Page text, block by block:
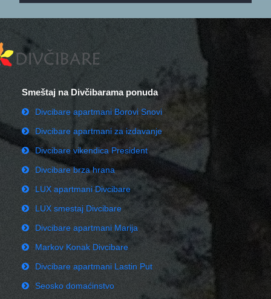
Smeštaj na Divčibarama ponuda
Divcibare apartmani Borovi Snovi
Divcibare apartmani za izdavanje
Divcibare vikendica President
Divcibare brza hrana
LUX apartmani Divcibare
LUX smestaj Divcibare
Divcibare apartmani Marija
Markov Konak Divcibare
Divcibare apartmani Lastin Put
Seosko domaćinstvo